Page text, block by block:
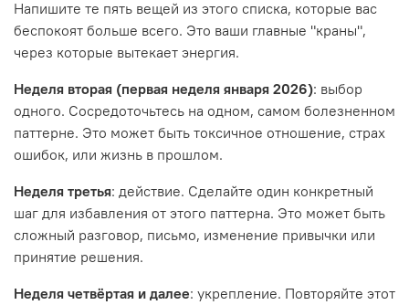
Напишите те пять вещей из этого списка, которые вас
беспокоят больше всего. Это ваши главные "краны",
через которые вытекает энергия.
Неделя вторая (первая неделя января 2026): выбор
одного. Сосредоточьтесь на одном, самом болезненном
паттерне. Это может быть токсичное отношение, страх
ошибок, или жизнь в прошлом.
Неделя третья: действие. Сделайте один конкретный
шаг для избавления от этого паттерна. Это может быть
сложный разговор, письмо, изменение привычки или
принятие решения.
Неделя четвёртая и далее: укрепление. Повторяйте этот